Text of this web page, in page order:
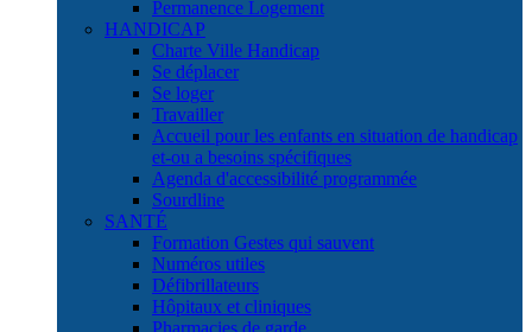
Permanence Logement
HANDICAP
Charte Ville Handicap
Se déplacer
Se loger
Travailler
Accueil pour les enfants en situation de handicap
et-ou a besoins spécifiques
Agenda d'accessibilité programmée
Sourdline
SANTÉ
Formation Gestes qui sauvent
Numéros utiles
Défibrillateurs
Hôpitaux et cliniques
Pharmacies de garde